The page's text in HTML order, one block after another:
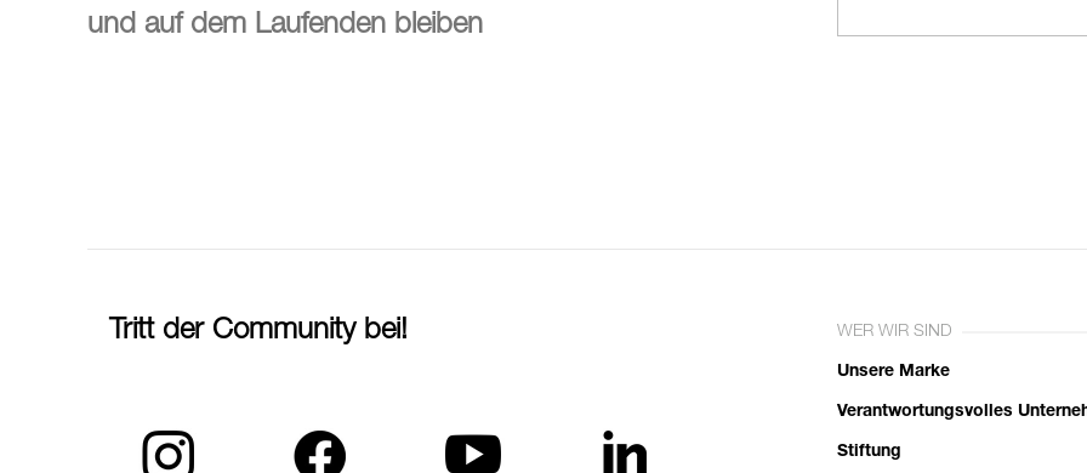
und auf dem Laufenden bleiben
Tritt der Community bei! WER WIR SIND
Unsere Marke
Verantwortungsvolles
Stiftung